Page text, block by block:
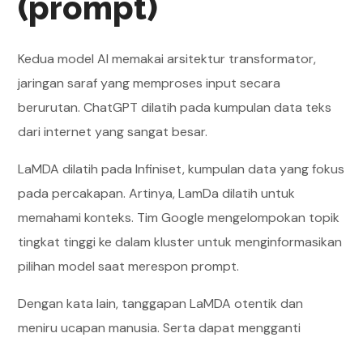
(prompt)
Kedua model AI memakai arsitektur transformator,
jaringan saraf yang memproses input secara
berurutan. ChatGPT dilatih pada kumpulan data teks
dari internet yang sangat besar.
LaMDA dilatih pada Infiniset, kumpulan data yang fokus
pada percakapan. Artinya, LamDa dilatih untuk
memahami konteks. Tim Google mengelompokan topik
tingkat tinggi ke dalam kluster untuk menginformasikan
pilihan model saat merespon prompt.
Dengan kata lain, tanggapan LaMDA otentik dan
meniru ucapan manusia. Serta dapat mengganti